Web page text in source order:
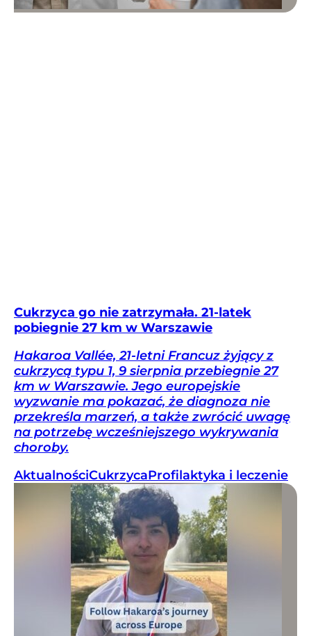
Cukrzyca go nie zatrzymała. 21-latek
pobiegnie 27 km w Warszawie
Hakaroa Vallée, 21-letni Francuz żyjący z
cukrzycą typu 1, 9 sierpnia przebiegnie 27
km w Warszawie. Jego europejskie
wyzwanie ma pokazać, że diagnoza nie
przekreśla marzeń, a także zwrócić uwagę
na potrzebę wcześniejszego wykrywania
choroby.
AktualnościCukrzycaProfilaktyka i leczenie